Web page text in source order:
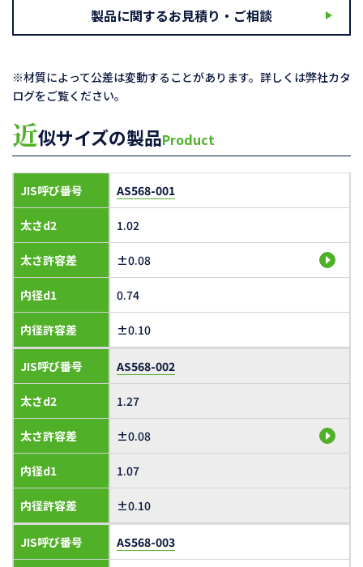
製品に関するお見積り・ご相談
※材質によって公差は変動することがあります。詳しくは弊社カタ
ログをご覧ください。
近似サイズの製品Product
JIS呼び番号
太さd2
太さ許容差
内径d1
内径許容差
AS568-001
1.02
±0.08
0.74
±0.10
JIS呼び番号
太さd2
太さ許容差
内径d1
内径許容差
AS568-002
1.27
±0.08
1.07
±0.10
JIS呼び番号 AS568-003